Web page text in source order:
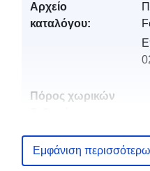
Αρχείο
καταλόγου:
Πόρος χωρικών
Αναγνωριστικά:
Εμφάνιση